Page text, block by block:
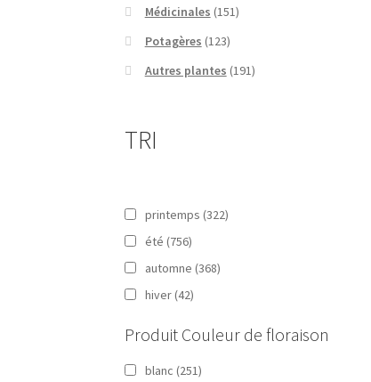
Médicinales (151)
Potagères (123)
Autres plantes (191)
TRI
printemps (322)
été (756)
automne (368)
hiver (42)
Produit Couleur de floraison
blanc (251)